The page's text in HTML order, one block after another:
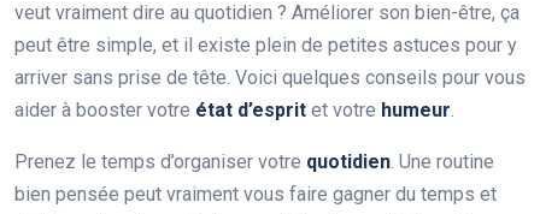
veut vraiment dire au quotidien ? Améliorer son bien-être, ça
peut être simple, et il existe plein de petites astuces pour y
arriver sans prise de tête. Voici quelques conseils pour vous
aider à booster votre état d’esprit et votre humeur.
Prenez le temps d’organiser votre quotidien. Une routine
bien pensée peut vraiment vous faire gagner du temps et